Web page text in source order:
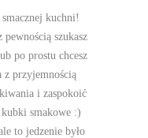
kuchni!
szukasz
po prostu chcesz
z przyjemnością
i zaspokoić
smakowe :)
to jedzenie było